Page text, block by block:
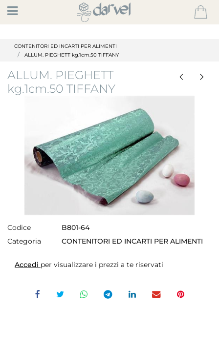
Open
CONTENITORI ED INCARTI PER ALIMENTI
ALLUM. PIEGHETT kg.1cm.50 TIFFANY
ALLUM. PIEGHETT
kg.1cm.50 TIFFANY
Codice
B801-64
Categoria
CONTENITORI ED INCARTI PER ALIMENTI
Accedi per visualizzare i prezzi a te riservati